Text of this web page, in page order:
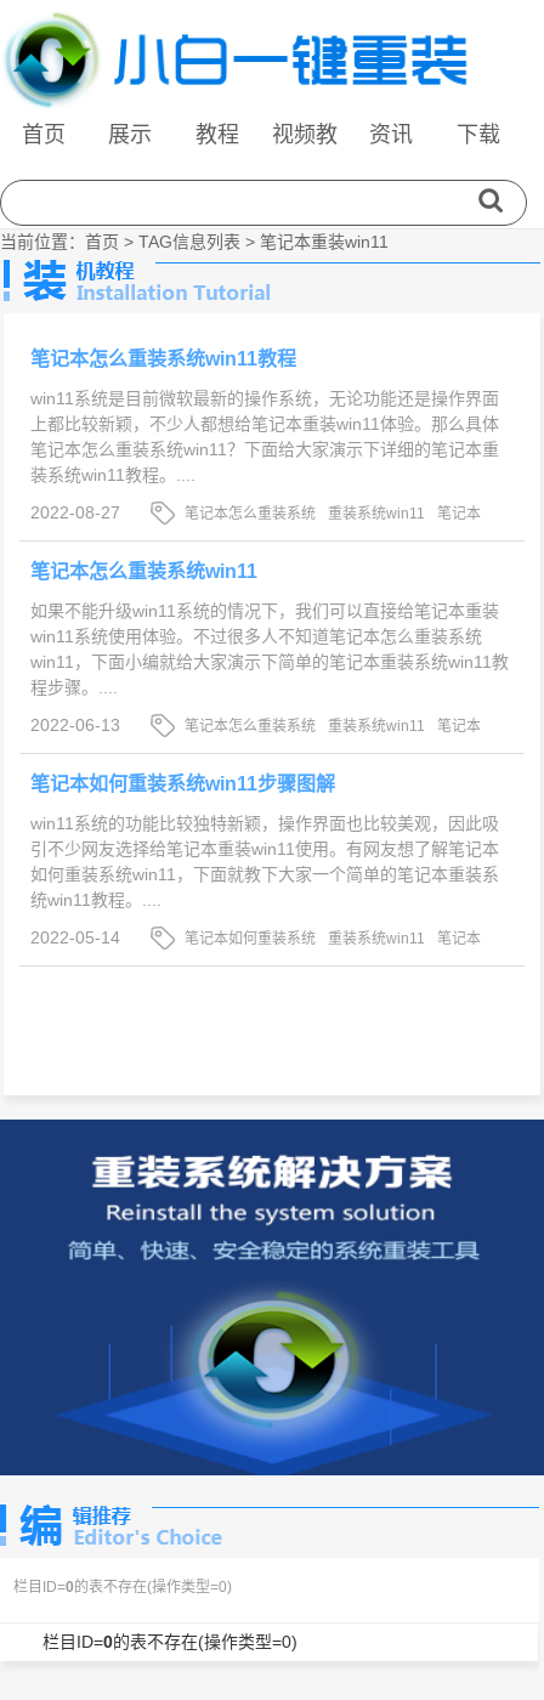
首页 展示 教程
视频教
资讯 下载
当前位置： 首页 > TAG信息列表 > 笔记本重装win11
笔记本怎么重装系统win11教程
win11系统是目前微软最新的操作系统，无论功能还是操作界面
上都比较新颖，不少人都想给笔记本重装win11体验。那么具体
笔记本怎么重装系统win11？下面给大家演示下详细的笔记本重
装系统win11教程。....
2022-08-27
笔记本怎么重装系统 重装系统win11
笔记本
重装win11
笔记本怎么重装系统win11
如果不能升级win11系统的情况下，我们可以直接给笔记本重装
win11系统使用体验。不过很多人不知道笔记本怎么重装系统
win11，下面小编就给大家演示下简单的笔记本重装系统win11教
程步骤。....
2022-06-13
笔记本怎么重装系统 重装系统win11
笔记本
重装win11
笔记本如何重装系统win11步骤图解
win11系统的功能比较独特新颖，操作界面也比较美观，因此吸
引不少网友选择给笔记本重装win11使用。有网友想了解笔记本
如何重装系统win11，下面就教下大家一个简单的笔记本重装系
统win11教程。....
2022-05-14
笔记本如何重装系统 重装系统win11
笔记本
重装win11
栏目ID=0 的表不存在(操作类型=0)
栏目ID=0的表不存在(操作类型=0)